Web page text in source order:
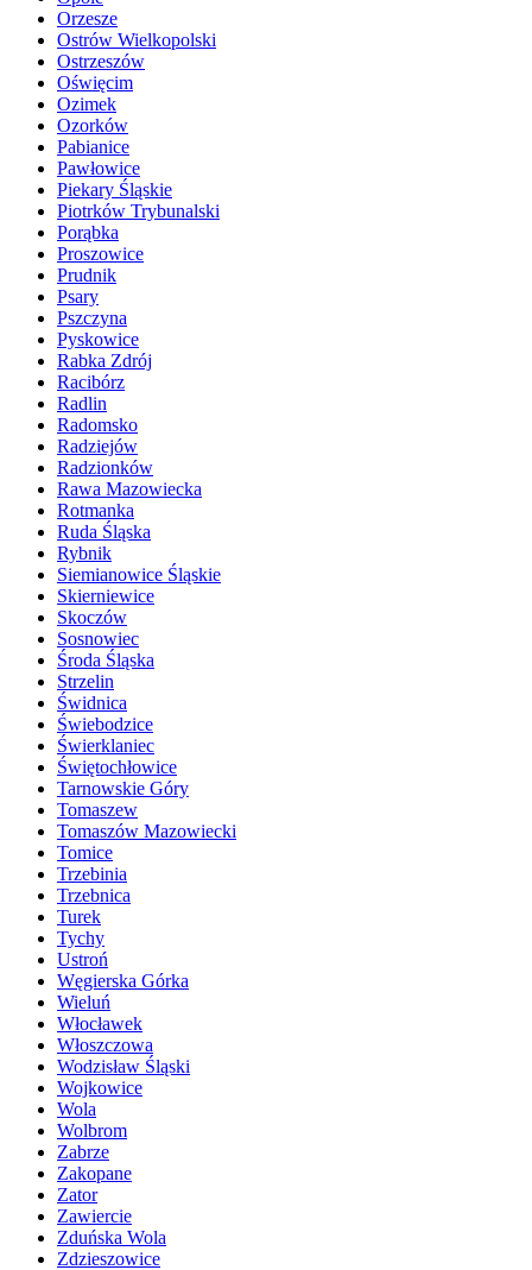
Orzesze
Ostrów Wielkopolski
Ostrzeszów
Oświęcim
Ozimek
Ozorków
Pabianice
Pawłowice
Piekary Śląskie
Piotrków Trybunalski
Porąbka
Proszowice
Prudnik
Psary
Pszczyna
Pyskowice
Rabka Zdrój
Racibórz
Radlin
Radomsko
Radziejów
Radzionków
Rawa Mazowiecka
Rotmanka
Ruda Śląska
Rybnik
Siemianowice Śląskie
Skierniewice
Skoczów
Sosnowiec
Środa Śląska
Strzelin
Świdnica
Świebodzice
Świerklaniec
Świętochłowice
Tarnowskie Góry
Tomaszew
Tomaszów Mazowiecki
Tomice
Trzebinia
Trzebnica
Turek
Tychy
Ustroń
Węgierska Górka
Wieluń
Włocławek
Włoszczowa
Wodzisław Śląski
Wojkowice
Wola
Wolbrom
Zabrze
Zakopane
Zator
Zawiercie
Zduńska Wola
Zdzieszowice